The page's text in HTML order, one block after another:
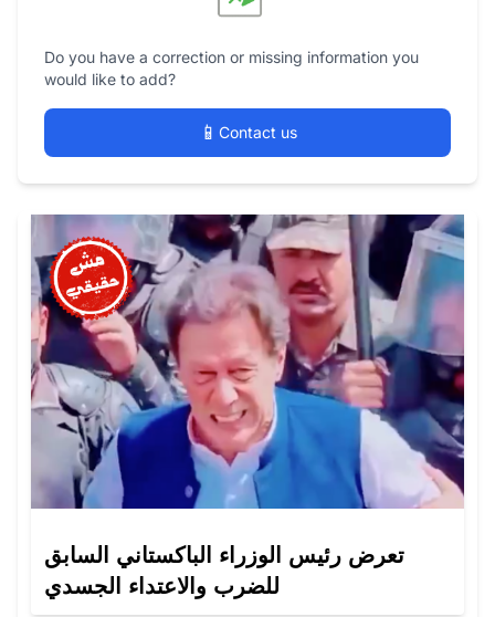
Do you have a correction or missing information you
would like to add?
📱 Contact us
تعرض رئيس الوزراء الباكستاني السابق
للضرب والاعتداء الجسدي